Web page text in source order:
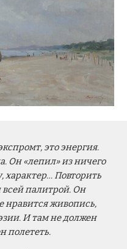
это энергия.
Он «лепил» из ничего
характер… Повторить
всей палитрой. Он
нравится живопись,
И там не должен
полететь.